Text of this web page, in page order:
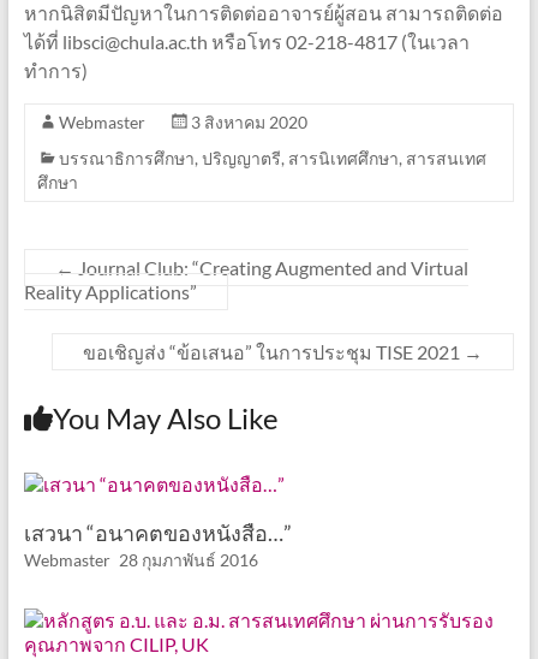
หากนิสิตมีปัญหาในการติดต่ออาจารย์ผู้สอน สามารถติดต่อ
ได้ที่ libsci@chula.ac.th หรือโทร 02-218-4817 (ในเวลา
ทำการ)
Webmaster
3 สิงหาคม 2020
บรรณาธิการศึกษา, ปริญญาตรี, สารนิเทศศึกษา, สารสนเทศ
ศึกษา
← Journal Club: “Creating Augmented and Virtual
Reality Applications”
ขอเชิญส่ง “ข้อเสนอ” ในการประชุม TISE 2021 →
You May Also Like
เสวนา “อนาคตของหนังสือ…”
Webmaster 28 กุมภาพันธ์ 2016